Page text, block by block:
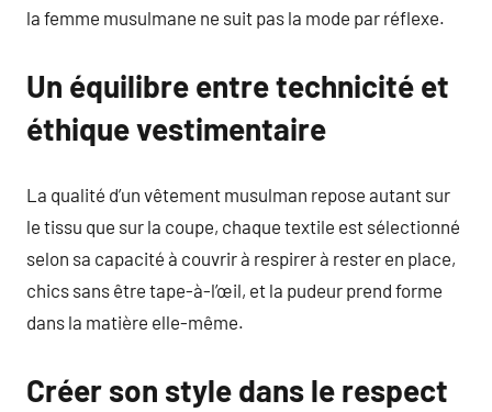
la femme musulmane ne suit pas la mode par réflexe.
Un équilibre entre technicité et
éthique vestimentaire
La qualité d’un vêtement musulman repose autant sur
le tissu que sur la coupe, chaque textile est sélectionné
selon sa capacité à couvrir à respirer à rester en place,
chics sans être tape-à-l’œil, et la pudeur prend forme
dans la matière elle-même.
Créer son style dans le respect